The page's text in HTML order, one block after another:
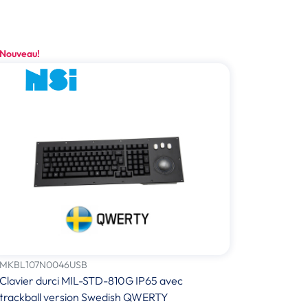
Nouveau!
MKBL107N0046USB
Clavier durci MIL-STD-810G IP65 avec
trackball version Swedish QWERTY